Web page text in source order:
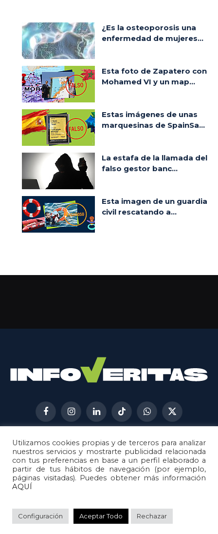
¿Es la osteoporosis una
enfermedad de mujeres...
Esta foto de Zapatero con
Mohamed VI y un map...
Estas imágenes de unas
marquesinas de SpainSa...
La estafa de la llamada del
falso gestor banc...
Esta imagen de un guardia
civil rescatando a...
FacebookInstagramLinkedInTikTokWhatsApp
X
(Twitter)
AVISO LEGAL
METODOLOGÍA
POLÍTICA DE COOKIES
POLÍTICA DE CORRECCIONES
© 2026Metech. Todos los derechos reservados.
Utilizamos cookies propias y de terceros para analizar
nuestros servicios y mostrarte publicidad relacionada
con tus preferencias en base a un perfil elaborado a
partir de tus hábitos de navegación (por ejemplo,
páginas visitadas). Puedes obtener más información
AQUÍ
Configuración Aceptar Todo Rechazar